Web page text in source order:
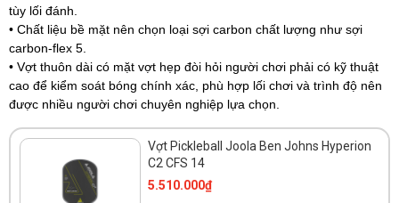
tùy lối đánh.
• Chất liệu bề mặt nên chọn loại sợi carbon chất lượng như sợi
carbon-flex 5.
• Vợt thuôn dài có mặt vợt hẹp đòi hỏi người chơi phải có kỹ thuật
cao để kiểm soát bóng chính xác, phù hợp lối chơi và trình độ nên
được nhiều người chơi chuyên nghiệp lựa chọn.
Vợt Pickleball Joola Ben Johns Hyperion
C2 CFS 14
5.510.000₫